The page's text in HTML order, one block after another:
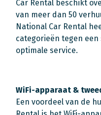
Car Rental beschikt
van meer dan 50
National Car Rental
categorieën tegen
optimale service.
WiFi-apparaat &
Een voordeel van de